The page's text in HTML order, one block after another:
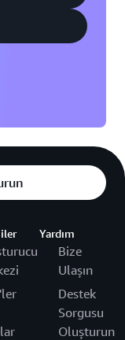
Yardım
Bize
Ulaşın
Destek
Sorgusu
Oluşturun